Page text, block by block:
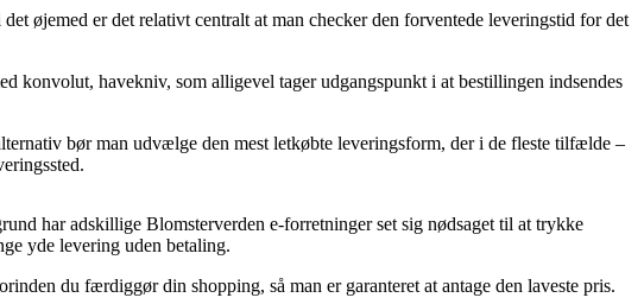
øjemed er det relativt centralt at man checker den forventede leveringstid for det
konvolut, havekniv, som alligevel tager udgangspunkt i at bestillingen indsendes
bør man udvælge den mest letkøbte leveringsform, der i de fleste tilfælde –
har adskillige Blomsterverden e-forretninger set sig nødsaget til at trykke
yde levering uden betaling.
du færdiggør din shopping, så man er garanteret at antage den laveste pris.